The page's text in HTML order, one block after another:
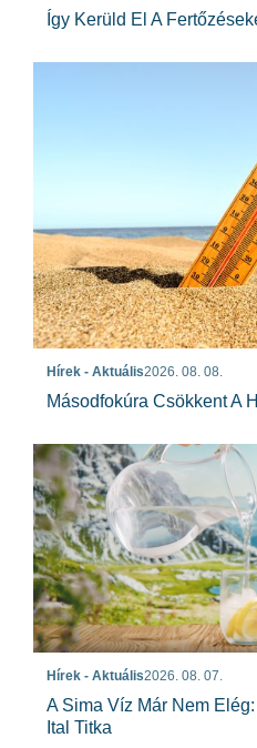
Így Kerüld El A
Hírek - Aktuális2026. 08. 08.
Másodfokúra Csökkent A
Hírek - Aktuális2026. 08. 07.
A Sima Víz Már Nem
Ital Titka